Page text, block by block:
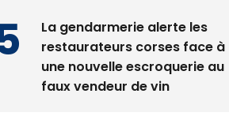
La gendarmerie alerte les
restaurateurs corses face à
une nouvelle escroquerie au
faux vendeur de vin